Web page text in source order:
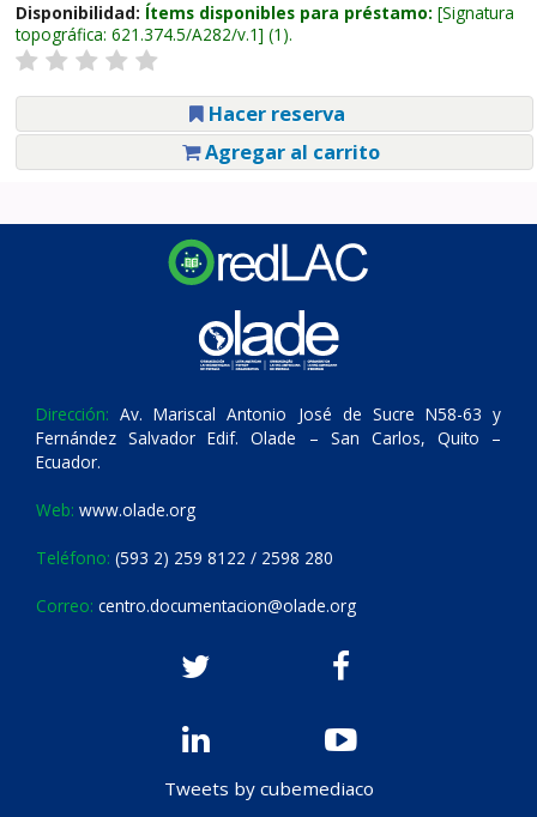
Disponibilidad: Ítems disponibles para préstamo: Signatura
topográfica: 621.374.5/A282/v.1 (1).
Hacer reserva
Agregar al carrito
Dirección: Av. Mariscal Antonio José de Sucre N58-63 y
Fernández Salvador Edif. Olade – San Carlos, Quito –
Ecuador.
Web: www.olade.org
Teléfono: (593 2) 259 8122 / 2598 280
Correo: centro.documentacion@olade.org
Tweets by cubemediaco